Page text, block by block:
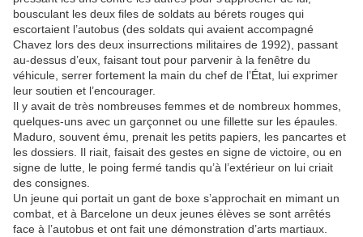
bousculant les deux files de soldats au bérets rouges qui
escortaient l’autobus (des soldats qui avaient accompagné
Chavez lors des deux insurrections militaires de 1992), passant
au-dessus d’eux, faisant tout pour parvenir à la fenêtre du
véhicule, serrer fortement la main du chef de l’État, lui exprimer
leur soutien et l’encourager.
Il y avait de très nombreuses femmes et de nombreux hommes,
quelques-uns avec un garçonnet ou une fillette sur les épaules.
Maduro, souvent ému, prenait les petits papiers, les pancartes et
les dossiers. Il riait, faisait des gestes en signe de victoire, ou en
signe de lutte, le poing fermé tandis qu’à l’extérieur on lui criait
des consignes.
Un jeune qui portait un gant de boxe s’approchait en mimant un
combat, et à Barcelone un deux jeunes élèves se sont arrêtés
face à l’autobus et ont fait une démonstration d’arts martiaux.